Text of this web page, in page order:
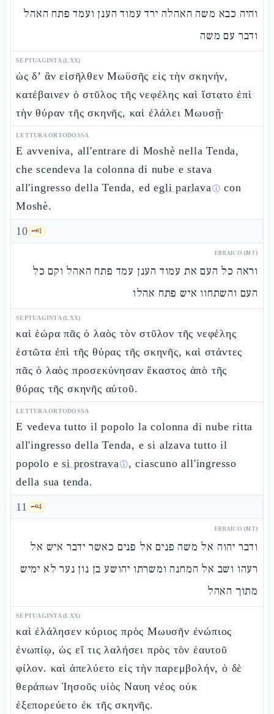
והיה כבא משה האהלה ירד עמוד הענן ועמד פתח האהל
ודבר עם משה
SEPTUAGINTA (LXX)
ὡς δ’ ἂν εἰσῆλθεν Μωϋσῆς εἰς τὴν σκηνήν,
κατέβαινεν ὁ στῦλος τῆς νεφέλης καὶ ἵστατο ἐπὶ
τὴν θύραν τῆς σκηνῆς, καὶ ἐλάλει Μωυσῇ·
LETTURA ORTODOSSA
E avveniva, all'entrare di Moshè nella Tenda,
che scendeva la colonna di nube e stava
all'ingresso della Tenda, edegli parlavaⓘ con
Moshè.
10 🗝️1
EBRAICO (MT)
וראה כל העם את עמוד הענן עמד פתח האהל וקם כל
העם והשתחוו איש פתח אהלו
SEPTUAGINTA (LXX)
καὶ ἑώρα πᾶς ὁ λαὸς τὸν στῦλον τῆς νεφέλης
ἑστῶτα ἐπὶ τῆς θύρας τῆς σκηνῆς, καὶ στάντες
πᾶς ὁ λαὸς προσεκύνησαν ἕκαστος ἀπὸ τῆς
θύρας τῆς σκηνῆς αὐτοῦ.
LETTURA ORTODOSSA
E vedeva tutto il popolo la colonna di nube ritta
all'ingresso della Tenda, e si alzava tutto il
popolo esi prostravaⓘ, ciascuno all'ingresso
della sua tenda.
11 🗝️4
EBRAICO (MT)
ודבר יהוה אל משה פנים אל פנים כאשר ידבר איש אל
רעהו ושב אל המחנה ומשרתו יהושע בן נון נער לא ימיש
מתוך האהל
SEPTUAGINTA (LXX)
καὶ ἐλάλησεν κύριος πρὸς Μωυσῆν ἐνώπιος
ἐνωπίῳ, ὡς εἴ τις λαλήσει πρὸς τὸν ἑαυτοῦ
φίλον. καὶ ἀπελύετο εἰς τὴν παρεμβολήν, ὁ δὲ
θεράπων Ἰησοῦς υἱὸς Ναυη νέος οὐκ
ἐξεπορεύετο ἐκ τῆς σκηνῆς.